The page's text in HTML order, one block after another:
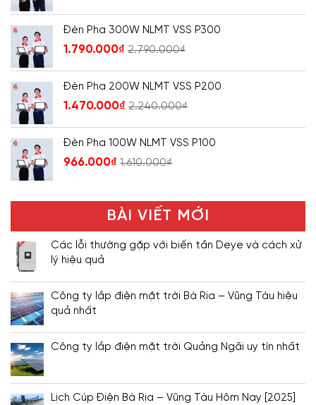
Đèn Pha 300W NLMT VSS P300
1.790.000₫ 2.790.000₫
Đèn Pha 200W NLMT VSS P200
1.470.000₫ 2.240.000₫
Đèn Pha 100W NLMT VSS P100
966.000₫ 1.610.000₫
BÀI VIẾT MỚI
Các lỗi thường gặp với biến tần Deye và cách xử
lý hiệu quả
Công ty lắp điện mặt trời Bà Rịa – Vũng Tàu hiệu
quả nhất
Công ty lắp điện mặt trời Quảng Ngãi uy tín nhất
Lịch Cúp Điện Bà Rịa – Vũng Tàu Hôm Nay [2025]